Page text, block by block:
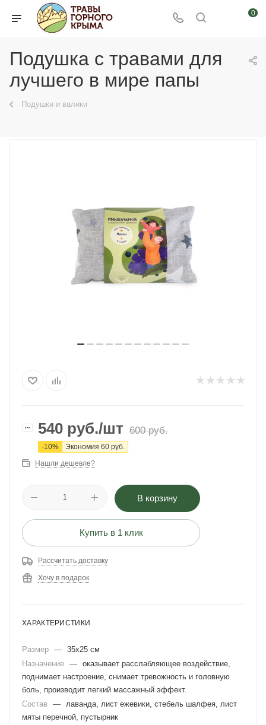
0
Подушка с травами для
лучшего в мире папы
Подушки и валики
540 руб./шт 600руб.
-10% Экономия 60 руб.
Нашли дешевле?
В корзину
Купить в 1 клик
Рассчитать доставку
Хочу в подарок
ХАРАКТЕРИСТИКИ
Размер — 35х25 см
Назначение — оказывает расслабляющее воздействие,
поднимает настроение, снимает тревожность и головную
боль, производит легкий массажный эффект.
Состав
— лаванда, лист ежевики, стебель шалфея, лист
мяты перечной, пустырник